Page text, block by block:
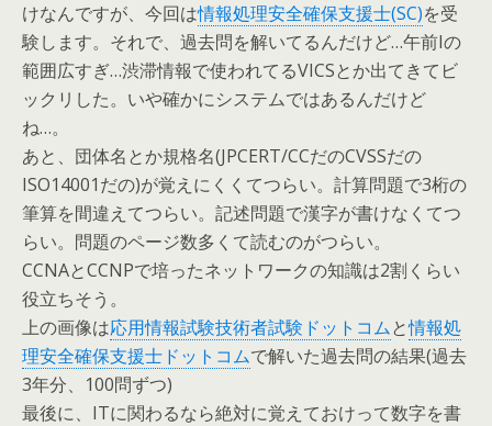
けなんですが、今回は情報処理安全確保支援士(SC)を受
験します。それで、過去問を解いてるんだけど…午前Iの
範囲広すぎ…渋滞情報で使われてるVICSとか出てきてビ
ックリした。いや確かにシステムではあるんだけど
ね…。
あと、団体名とか規格名(JPCERT/CCだのCVSSだの
ISO14001だの)が覚えにくくてつらい。計算問題で3桁の
筆算を間違えてつらい。記述問題で漢字が書けなくてつ
らい。問題のページ数多くて読むのがつらい。
CCNAとCCNPで培ったネットワークの知識は2割くらい
役立ちそう。
上の画像は応用情報試験技術者試験ドットコムと情報処
理安全確保支援士ドットコムで解いた過去問の結果(過去
3年分、100問ずつ)
最後に、ITに関わるなら絶対に覚えておけって数字を書